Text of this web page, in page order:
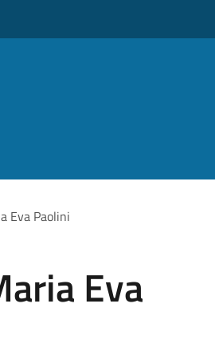
Eva Paolini
Eva